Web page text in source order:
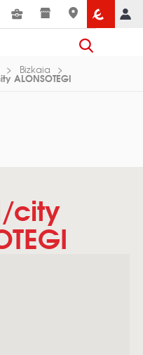
Bizkaia
ALONSOTEGI
city